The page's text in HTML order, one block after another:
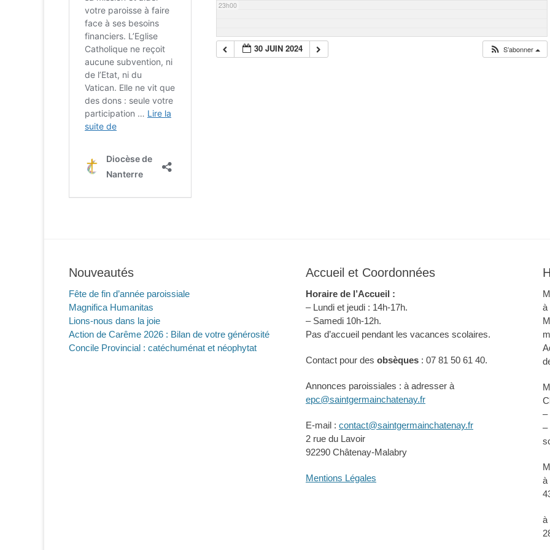
23h00
30 JUIN 2024 S’abonner
Nouveautés
Fête de fin d’année paroissiale
Magnifica Humanitas
Lions-nous dans la joie
Action de Carême 2026 : Bilan de votre générosité
Concile Provincial : catéchuménat et néophytat
Accueil et Coordonnées
Horaire de l’Accueil :
– Lundi et jeudi : 14h-17h.
– Samedi 10h-12h.
Pas d’accueil pendant les vacances scolaires.
Contact pour des obsèques : 07 81 50 61 40.
Annonces paroissiales : à adresser à
epc@saintgermainchatenay.fr
E-mail : contact@saintgermainchatenay.fr
2 rue du Lavoir
92290 Châtenay-Malabry
Mentions Légales
à
–
–
à
à